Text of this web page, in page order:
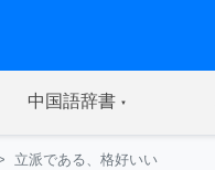
中国語辞書(current)
立派である、格好いい